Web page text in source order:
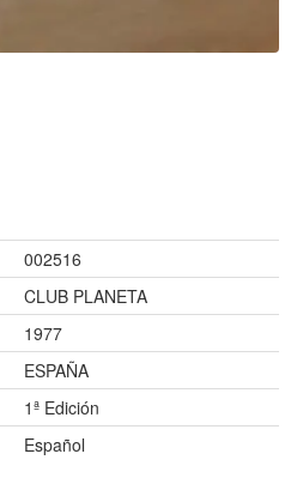
002516
CLUB PLANETA
1977
ESPAÑA
1ª Edición
Español